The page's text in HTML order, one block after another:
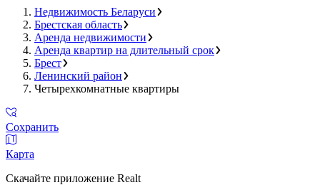
Недвижимость Беларуси
Брестская область
Аренда недвижимости
Аренда квартир на длительный срок
Брест
Ленинский район
Четырехкомнатные квартиры
Сохранить
Карта
Скачайте приложение Realt